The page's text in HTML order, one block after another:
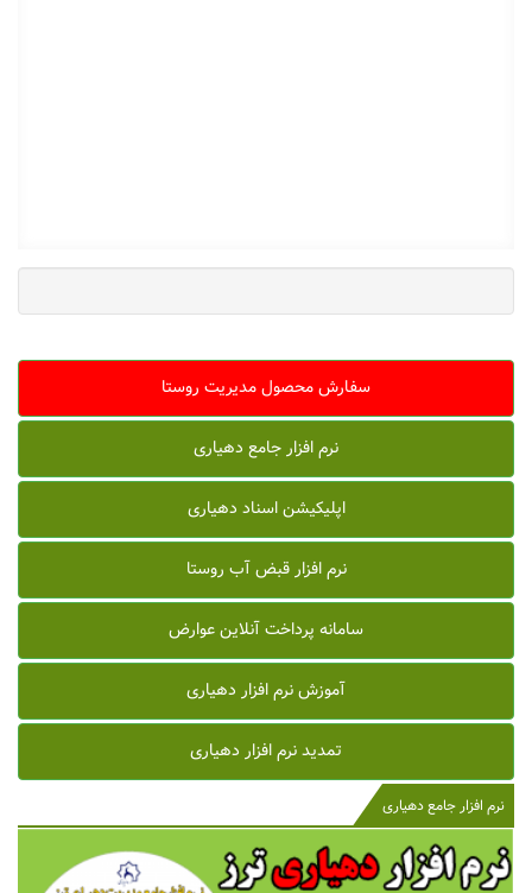
سفارش محصول مدیریت روستا
نرم افزار جامع دهیاری
اپلیکیشن اسناد دهیاری
نرم افزار قبض آب روستا
سامانه پرداخت آنلاین عوارض
آموزش نرم افزار دهیاری
تمدید نرم افزار دهیاری
نرم افزار جامع دهیاری